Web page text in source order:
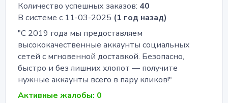
Количество успешных заказов: 40
В системе с 11-03-2025 (1 год назад)
"С 2019 года мы предоставляем
высококачественные аккаунты социальных
сетей с мгновенной доставкой. Безопасно,
быстро и без лишних хлопот — получите
нужные аккаунты всего в пару кликов!"
Активные жалобы: 0